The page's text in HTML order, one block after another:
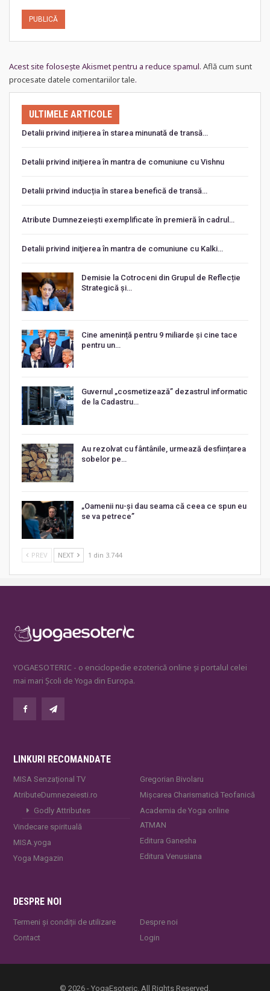
Acest site folosește Akismet pentru a reduce spamul. Află cum sunt
procesate datele comentariilor tale.
ULTIMELE ARTICOLE
Detalii privind inițierea în starea minunată de transă…
Detalii privind iniţierea în mantra de comuniune cu Vishnu
Detalii privind inducția în starea benefică de transă…
Atribute Dumnezeiești exemplificate în premieră în cadrul…
Detalii privind iniţierea în mantra de comuniune cu Kalki…
Demisie la Cotroceni din Grupul de Reflecție
Strategică și…
Cine amenință pentru 9 miliarde și cine tace
pentru un…
Guvernul „cosmetizează” dezastrul informatic
de la Cadastru…
Au rezolvat cu fântânile, urmează desființarea
sobelor pe…
„Oamenii nu-și dau seama că ceea ce spun eu
se va petrece”
PREV NEXT 1 din 3.744
YOGAESOTERIC - o enciclopedie ezoterică online și portalul celei
mai mari Școli de Yoga din Europa.
LINKURI RECOMANDATE
MISA Senzaţional TV
AtributeDumnezeiesti.ro
Godly Attributes
Vindecare spirituală
MISA.yoga
Yoga Magazin
Gregorian Bivolaru
Mișcarea Charismatică Teofanică
Academia de Yoga online
ATMAN
Editura Ganesha
Editura Venusiana
DESPRE NOI
Termeni și condiții de utilizare
Contact
Despre noi
Login
© 2026 - YogaEsoteric. All Rights Reserved.